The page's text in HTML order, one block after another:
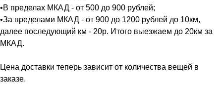
•В пределах МКАД - от 500 до 900 рублей;
•За пределами МКАД - от 900 до 1200 рублей до 10км,
далее последующий км - 20р. Итого выезжаем до 20км за
МКАД.
Цена доставки теперь зависит от количества вещей в
заказе.